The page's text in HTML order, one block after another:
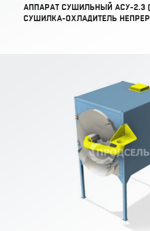
АППАРАТ СУШИЛЬНЫЙ АСУ-2.3
СУШИЛКА-ОХЛАДИТЕЛЬ